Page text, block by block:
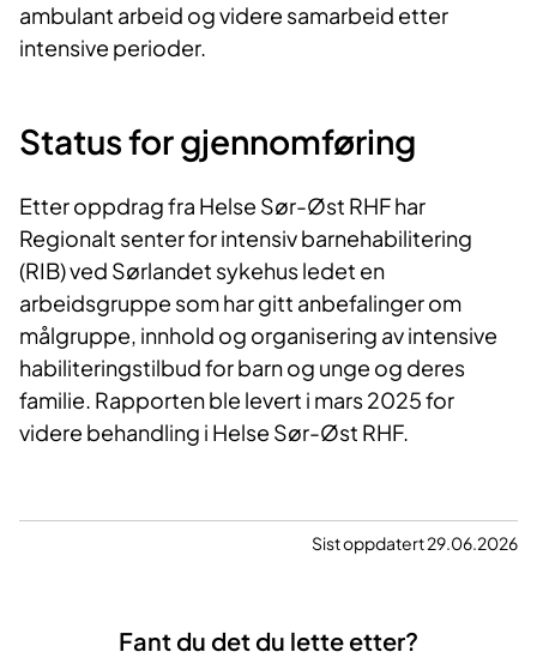
ambulant arbeid og videre samarbeid etter
intensive perioder.
Status for gjennomføring
Etter oppdrag fra Helse Sør-Øst RHF har
Regionalt senter for intensiv barnehabilitering
(RIB) ved Sørlandet sykehus ledet en
arbeidsgruppe som har gitt anbefalinger om
målgruppe, innhold og organisering av intensive
habiliteringstilbud for barn og unge og deres
familie. Rapporten ble levert i mars 2025 for
videre behandling i Helse Sør-Øst RHF.
Sist oppdatert 29.06.2026
Fant du det du lette etter?